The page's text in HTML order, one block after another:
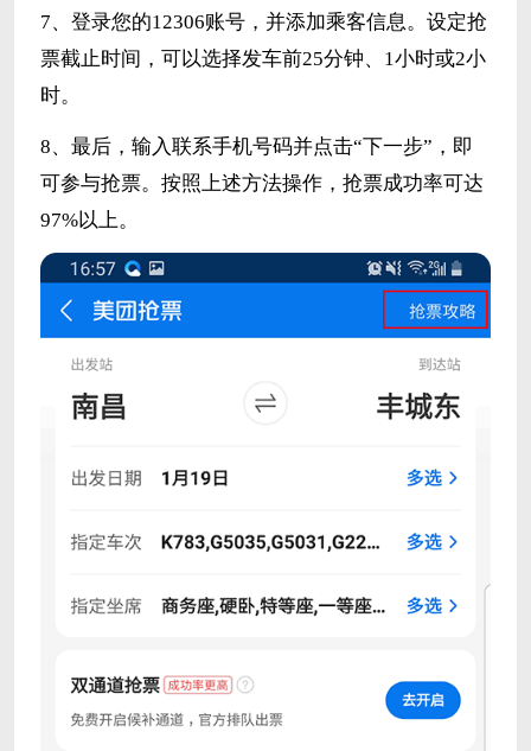
7、登录您的12306账号，并添加乘客信息。设定抢
票截止时间，可以选择发车前25分钟、1小时或2小
时。
8、最后，输入联系手机号码并点击“下一步”，即
可参与抢票。按照上述方法操作，抢票成功率可达
97%以上。